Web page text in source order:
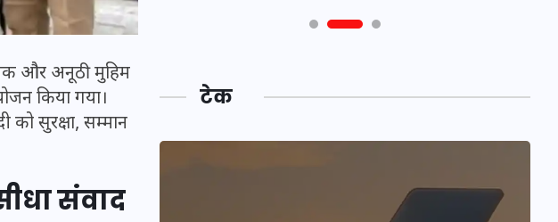
और अनूठी मुहिम
किया गया।
सुरक्षा, सम्मान
संवाद
टेक